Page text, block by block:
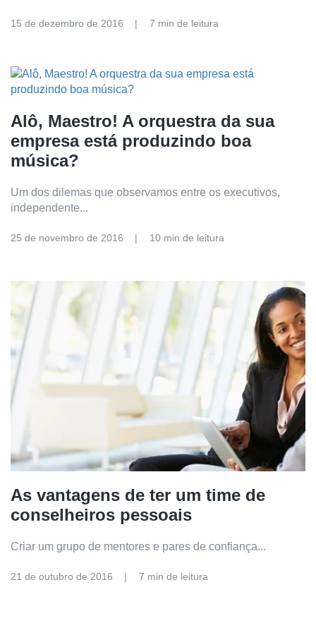
15 de dezembro de 2016 7 min de leitura
Alô, Maestro! A orquestra da sua
empresa está produzindo boa
música?
Um dos dilemas que observamos entre os executivos,
independente...
25 de novembro de 2016 10 min de leitura
As vantagens de ter um time de
conselheiros pessoais
Criar um grupo de mentores e pares de confiança...
21 de outubro de 2016 7 min de leitura